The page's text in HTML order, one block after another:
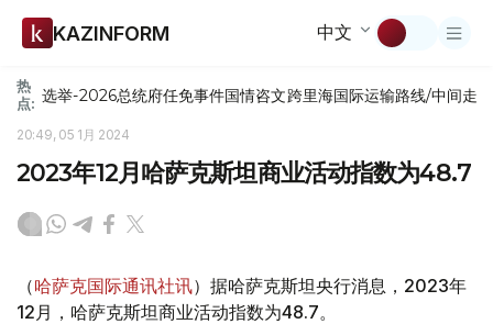
KAZINFORM 中文
热
点: 选举-2026总统府任免事件国情咨文跨里海国际运输路线/中间走廊
20:49, 05 1月 2024
2023年12月哈萨克斯坦商业活动指数为48.7
（哈萨克国际通讯社讯）据哈萨克斯坦央行消息，2023年
12月，哈萨克斯坦商业活动指数为48.7。